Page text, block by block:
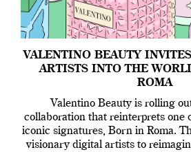
VALENTINO BEAUTY
ARTISTS INTO THE
ROMA
Valentino Beauty is rolling
collaboration that reinterprets one
iconic signatures, Born in Roma.
visionary digital artists to